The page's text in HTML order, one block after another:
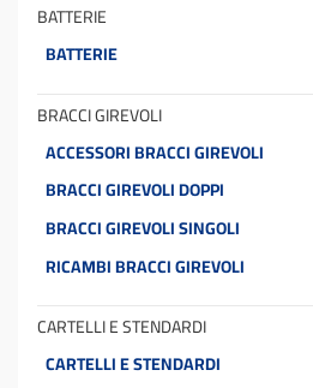
BATTERIE
BATTERIE
BRACCI GIREVOLI
ACCESSORI BRACCI GIREVOLI
BRACCI GIREVOLI DOPPI
BRACCI GIREVOLI SINGOLI
RICAMBI BRACCI GIREVOLI
CARTELLI E STENDARDI
CARTELLI E STENDARDI